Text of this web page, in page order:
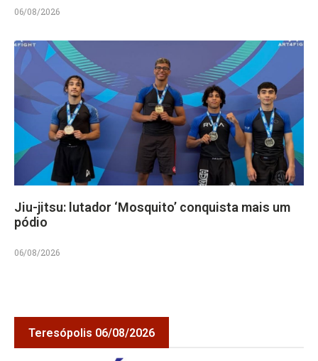
06/08/2026
Jiu-jitsu: lutador ‘Mosquito’ conquista mais um
pódio
06/08/2026
Teresópolis 06/08/2026